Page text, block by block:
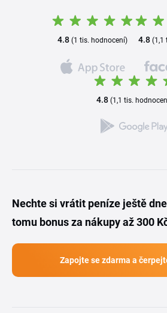
4.8 (1 tis. hodnocení) 4.8(1,1
4.8 (1,1 tis.
Nechte si vrátit peníze ještě
tomu bonus za nákupy až 300
Zapojte se zdarma a